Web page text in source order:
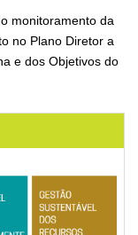
monitoramento da
no Plano Diretor a
e dos Objetivos do